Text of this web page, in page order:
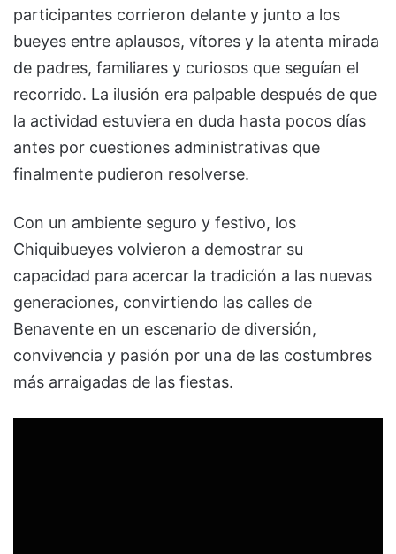
participantes corrieron delante y junto a los
bueyes entre aplausos, vítores y la atenta mirada
de padres, familiares y curiosos que seguían el
recorrido. La ilusión era palpable después de que
la actividad estuviera en duda hasta pocos días
antes por cuestiones administrativas que
finalmente pudieron resolverse.
Con un ambiente seguro y festivo, los
Chiquibueyes volvieron a demostrar su
capacidad para acercar la tradición a las nuevas
generaciones, convirtiendo las calles de
Benavente en un escenario de diversión,
convivencia y pasión por una de las costumbres
más arraigadas de las fiestas.